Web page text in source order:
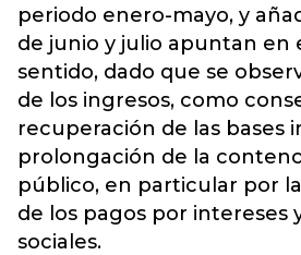
periodo enero-mayo, y
de junio y julio apuntan en
sentido, dado que se
de los ingresos, como
recuperación de las bases
prolongación de la
público, en particular por
de los pagos por intereses
sociales.